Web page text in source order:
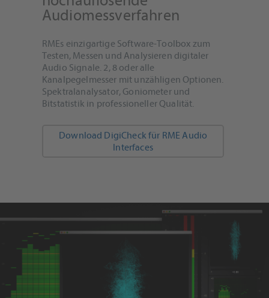
Audiomessverfahren
RMEs einzigartige Software-Toolbox zum
Testen, Messen und Analysieren digitaler
Audio Signale. 2, 8 oder alle
Kanalpegelmesser mit unzähligen Optionen.
Spektralanalysator, Goniometer und
Bitstatistik in professioneller Qualität.
Download DigiCheck für RME Audio
Interfaces